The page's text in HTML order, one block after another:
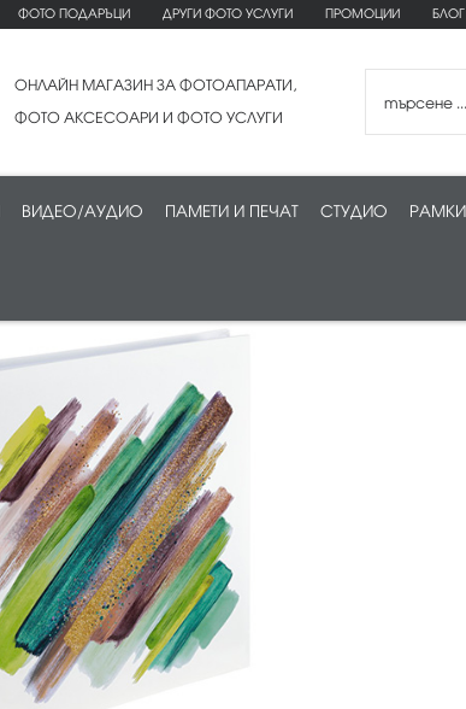
ФОТО ПОДАРЪЦИ ДРУГИ ФОТО УСЛУГИ ПРОМОЦИИ БЛОГ
ОНЛАЙН МАГАЗИН ЗА ФОТОАПАРАТИ,
ФОТО АКСЕСОАРИ И ФОТО УСЛУГИ
ВИДЕО/АУДИО ПАМЕТИ И ПЕЧАТ СТУДИО РАМКИ